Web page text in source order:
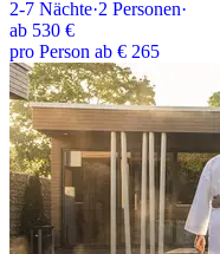
2-7 Nächte·2 Personen·
ab 530 €
pro Person ab € 265